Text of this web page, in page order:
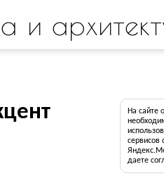
и
На сайте
сервисов
даете